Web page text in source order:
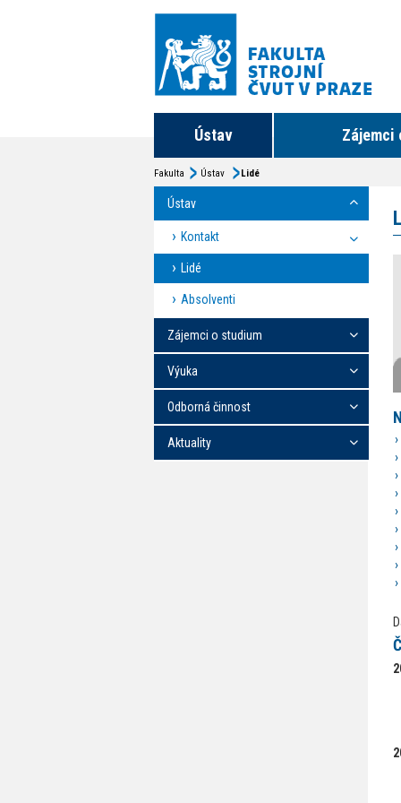
Ústav Zájemci
Fakulta Ústav Lidé
Ústav
Kontakt
Lidé
Absolventi
Zájemci o studium
Výuka
Odborná činnost
Aktuality